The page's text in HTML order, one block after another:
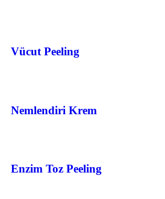
Vücut Peeling
Nemlendiri Krem
Enzim Toz Peeling